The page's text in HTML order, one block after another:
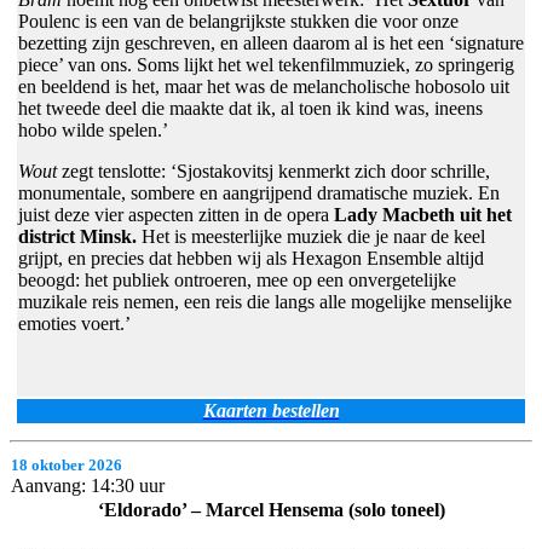
Poulenc is een van de belangrijkste stukken die voor onze
bezetting zijn geschreven, en alleen daarom al is het een ‘signature
piece’ van ons. Soms lijkt het wel tekenfilmmuziek, zo springerig
en beeldend is het, maar het was de melancholische hobosolo uit
het tweede deel die maakte dat ik, al toen ik kind was, ineens
hobo wilde spelen.’
Woutzegt tenslotte: ‘Sjostakovitsj kenmerkt zich door schrille,
monumentale, sombere en aangrijpend dramatische muziek. En
juist deze vier aspecten zitten in de opera Lady Macbeth uit het
district Minsk. Het is meesterlijke muziek die je naar de keel
grijpt, en precies dat hebben wij als Hexagon Ensemble altijd
beoogd: het publiek ontroeren, mee op een onvergetelijke
muzikale reis nemen, een reis die langs alle mogelijke menselijke
emoties voert.’
Kaarten bestellen
18 oktober 2026
Aanvang: 14:30 uur
‘Eldorado’ – Marcel Hensema (solo toneel)